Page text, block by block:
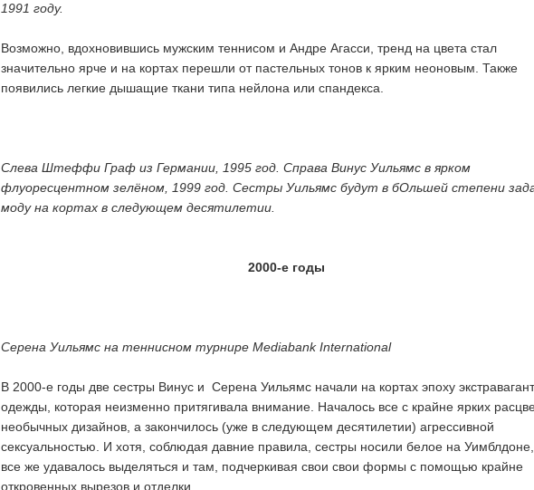
1991 году.
Возможно, вдохновившись мужским теннисом и Андре Агасси, тренд на цвета стал
значительно ярче и на кортах перешли от пастельных тонов к ярким неоновым. Также
появились легкие дышащие ткани типа нейлона или спандекса.
Слева Штеффи Граф из Германии, 1995 год. Справа Винус Уильямс в ярком
флуоресцентном зелёном, 1999 год. Сестры Уильямс будут в бОльшей степени
моду на кортах в следующем десятилетии.
2000-е годы
Серена Уильямс на теннисном турнире Mediabank International
В 2000-е годы две сестры Винус и Серена Уильямс начали на кортах эпоху
одежды, которая неизменно притягивала внимание. Началось все с крайне ярких
необычных дизайнов, а закончилось (уже в следующем десятилетии) агрессивной
сексуальностью. И хотя, соблюдая давние правила, сестры носили белое на
все же удавалось выделяться и там, подчеркивая свои свои формы с помощью крайне
откровенных вырезов и отделки